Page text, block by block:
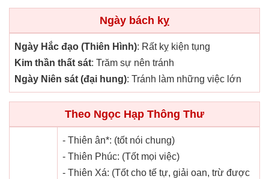
Ngày bách kỵ
Ngày Hắc đạo (Thiên Hình): Rất kỵ kiện tụng
Kim thần thất sát: Trăm sự nên tránh
Ngày Niên sát (đại hung): Tránh làm những việc lớn
Theo Ngọc Hạp Thông Thư
- Thiên ân*: (tốt nói chung)
- Thiên Phúc: (Tốt mọi việc)
- Thiên Xá: (Tốt cho tế tự, giải oan, trừ được